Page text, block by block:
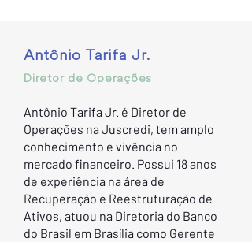
Antônio Tarifa Jr.
Diretor de Operações
Antônio Tarifa Jr. é Diretor de
Operações na Juscredi, tem amplo
conhecimento e vivência no
mercado financeiro. Possui 18 anos
de experiência na área de
Recuperação e Reestruturação de
Ativos, atuou na Diretoria do Banco
do Brasil em Brasília como Gerente